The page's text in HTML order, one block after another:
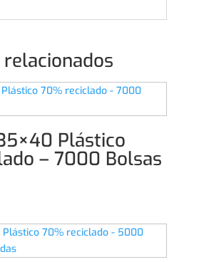
Plástico
– 7000 Bolsas